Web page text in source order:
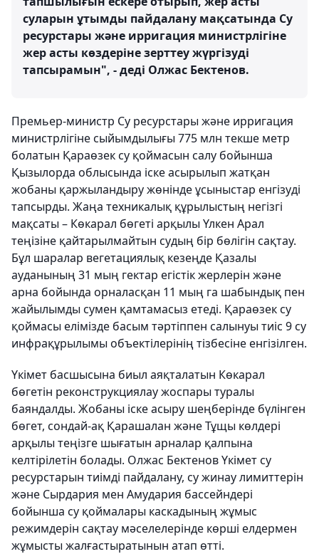
суларын ұтымды пайдалану мақсатында Су
ресурстары және ирригация министрлігіне
жер асты көздеріне зерттеу жүргізуді
тапсырамын", - деді Олжас Бектенов.
Премьер-министр Су ресурстары және ирригация
министрлігіне сыйымдылығы 775 млн текше метр
болатын Қараөзек су қоймасын салу бойынша
Қызылорда облысында іске асырылып жатқан
жобаны қаржыландыру жөнінде ұсыныстар енгізуді
тапсырды. Жаңа техникалық құрылыстың негізгі
мақсаты – Көкарал бөгеті арқылы Үлкен Арал
теңізіне қайтарылмайтын судың бір бөлігін сақтау.
Бұл шаралар вегетациялық кезеңде Қазалы
ауданының 31 мың гектар егістік жерлерін және
арна бойында орналасқан 11 мың га шабындық пен
жайылымды сумен қамтамасыз етеді. Қараөзек су
қоймасы елімізде басым тәртіппен салынуы тиіс 9 су
инфрақұрылымы объектілерінің тізбесіне енгізілген.
Үкімет басшысына биыл аяқталатын Көкарал
бөгетін реконструкциялау жоспары туралы
баяндалды. Жобаны іске асыру шеңберінде бүлінген
бөгет, сондай-ақ Қарашалан және Тұщы көлдері
арқылы теңізге шығатын арналар қалпына
келтірілетін болады. Олжас Бектенов Үкімет су
ресурстарын тиімді пайдалану, су жинау лимиттерін
және Сырдария мен Амудария бассейндері
бойынша су қоймалары каскадының жұмыс
режимдерін сақтау мәселелерінде көрші елдермен
жұмысты жалғастыратынын атап өтті.